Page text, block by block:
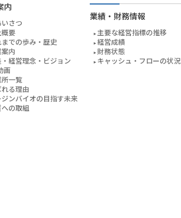
内
いさつ
要
までの歩み・歴史
内
経営理念・ビジョン
画
一覧
る理由
ジンバイオの目指す未来
の取組
業績・財務情報
主要な経営指標の推移
経営成績
財務状態
キャッシュ・フローの状況